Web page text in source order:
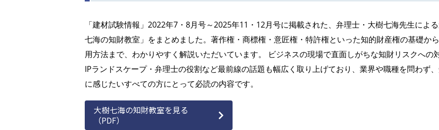
「建材試験情報」2022年7・8月号～2025年11・12月号に掲載された、弁理士・大樹七海先生によ
七海の知財教室」をまとめました。著作権・商標権・意匠権・特許権といった知的財産権の基礎か
用方法まで、わかりやすく解説いただいています。 ビジネスの現場で直面しがちな知財リスクへの対
IPランドスケープ・弁理士の役割など最前線の話題も幅広く取り上げており、業界や職種を問わず
に感じたいすべての方にとって必読の内容です。
大樹七海の知財教室を見る
（PDF）